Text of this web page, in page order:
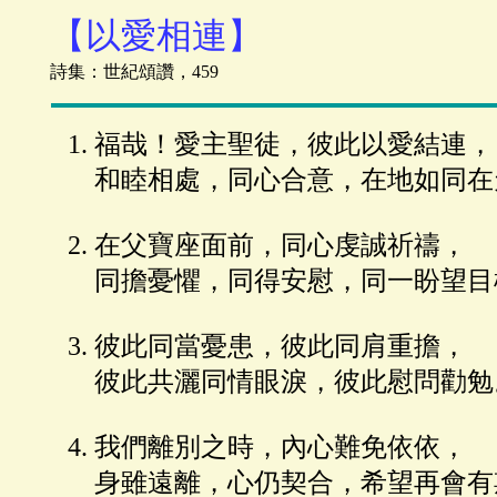
【以愛相連】
詩集：世紀頌讚，459
福哉！愛主聖徒，彼此以愛結連，
和睦相處，同心合意，在地如同
在父寶座面前，同心虔誠祈禱，
同擔憂懼，同得安慰，同一盼望
彼此同當憂患，彼此同肩重擔，
彼此共灑同情眼淚，彼此慰問勸
我們離別之時，內心難免依依，
身雖遠離，心仍契合，希望再會